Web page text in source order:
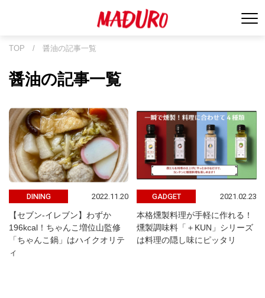
TOP / 醤油の記事一覧
醤油の記事一覧
DINING 2022.11.20
【セブン-イレブン】わずか
196kcal！ちゃんこ増位山監修
「ちゃんこ鍋」はハイクオリテ
ィ
GADGET 2021.02.23
本格燻製料理が手軽に作れる！
燻製調味料「＋KUN」シリーズ
は料理の隠し味にピッタリ